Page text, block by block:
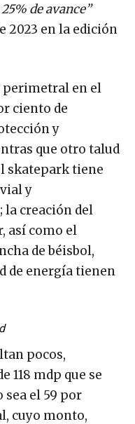
de avance”
2023 en la edición
perimetral en el
ciento de
y
que otro talud
skatepark tiene
y
creación del
así como el
de béisbol,
de energía tienen
pocos,
118 mdp que se
el 59 por
cuyo monto,